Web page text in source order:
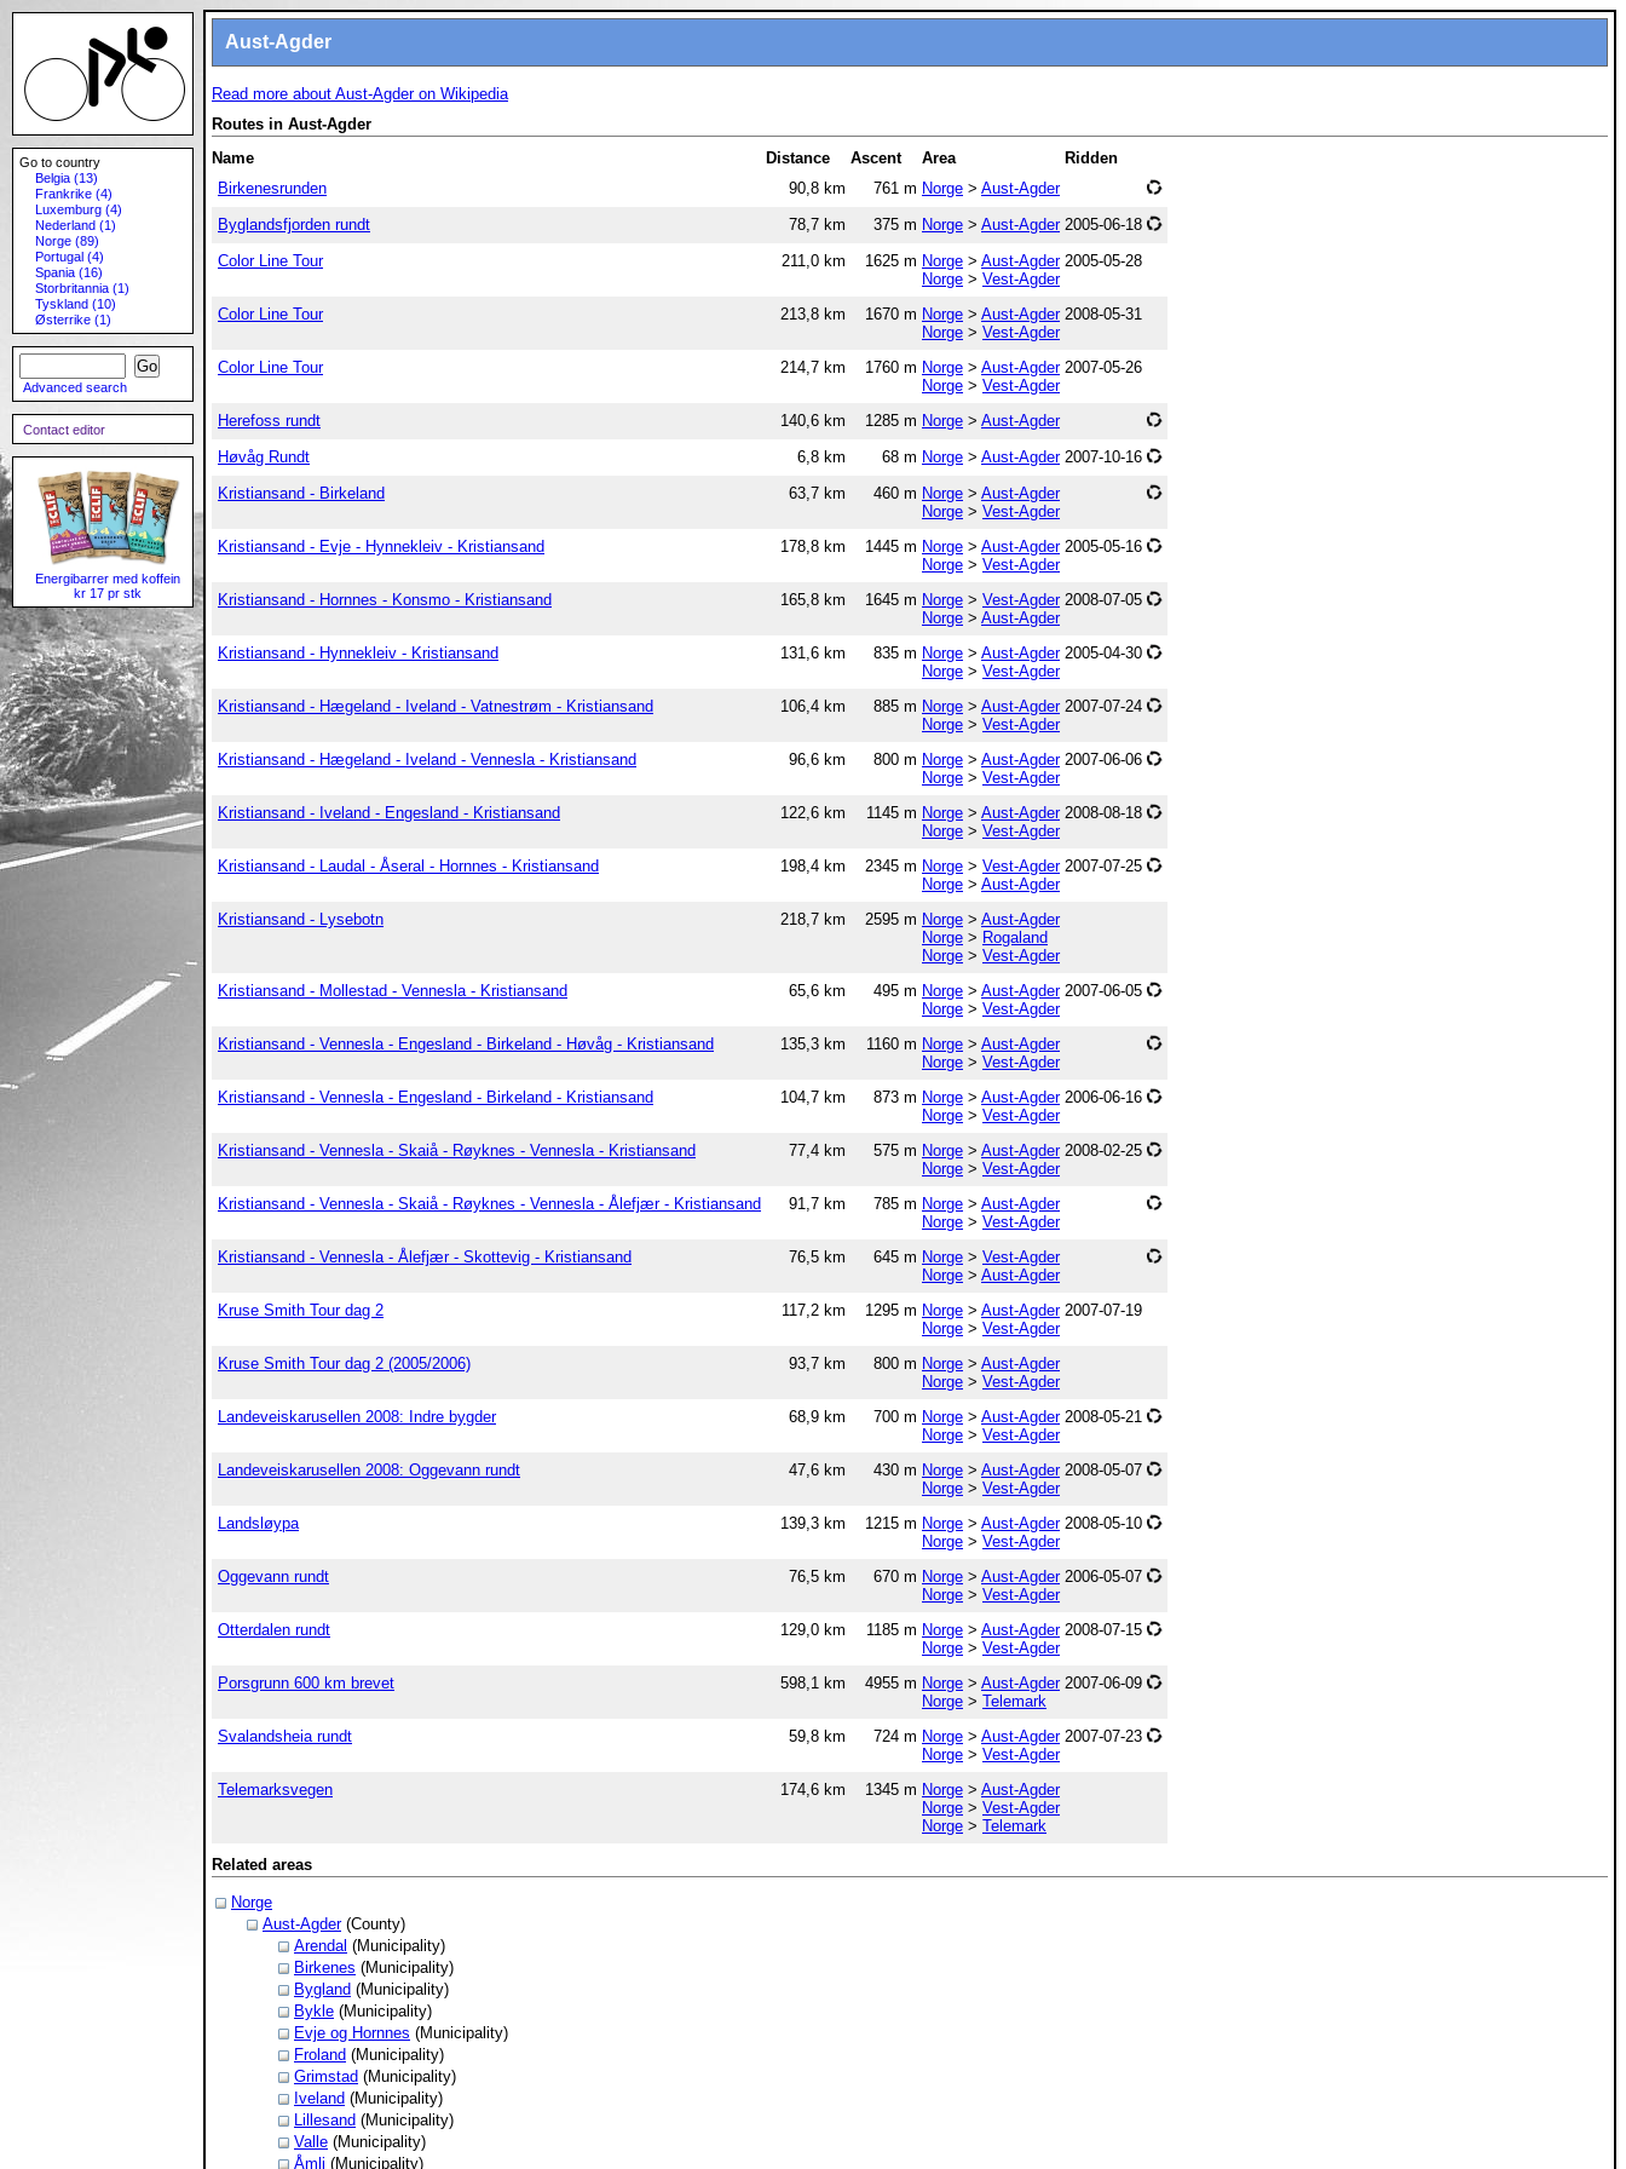
Aust-Agder
Read more about Aust-Agder on Wikipedia
Routes in Aust-Agder
Name
Distance Ascent Area
Ridden
Birkenesrunden
90,8 km 761 m Norge > Aust-Agder
Byglandsfjorden rundt
78,7 km 375 m Norge > Aust-Agder 2005-06-18
Color Line Tour
211,0 km 1625 m Norge > Aust-Agder
Norge > Vest-Agder
2005-05-28
Color Line Tour 213,8 km 1670 m Norge > Aust-Agder
Norge > Vest-Agder
2008-05-31
Color Line Tour 214,7 km 1760 m Norge > Aust-Agder
Norge > Vest-Agder
2007-05-26
Herefoss rundt 140,6 km 1285 m Norge > Aust-Agder
Høvåg Rundt
6,8 km 68 m Norge > Aust-Agder 2007-10-16
Kristiansand - Birkeland
63,7 km 460 m Norge > Aust-Agder
Norge > Vest-Agder
Kristiansand - Evje - Hynnekleiv - Kristiansand
178,8 km 1445 m Norge > Aust-Agder
Norge > Vest-Agder
2005-05-16
Kristiansand - Hornnes - Konsmo - Kristiansand 165,8 km 1645 m Norge > Vest-Agder
Norge > Aust-Agder
2008-07-05
Kristiansand - Hynnekleiv - Kristiansand 131,6 km 835 m Norge > Aust-Agder
Norge > Vest-Agder
2005-04-30
Kristiansand - Hægeland - Iveland - Vatnestrøm - Kristiansand 106,4 km 885 m Norge > Aust-Agder
Norge > Vest-Agder
2007-07-24
Kristiansand - Hægeland - Iveland - Vennesla - Kristiansand 96,6 km 800 m Norge > Aust-Agder
Norge > Vest-Agder
2007-06-06
Kristiansand - Iveland - Engesland - Kristiansand 122,6 km 1145 m Norge > Aust-Agder
Norge > Vest-Agder
2008-08-18
Kristiansand - Laudal - Åseral - Hornnes - Kristiansand 198,4 km 2345 m Norge > Vest-Agder
Norge > Aust-Agder
2007-07-25
Kristiansand - Lysebotn 218,7 km 2595 m Norge > Aust-Agder
Norge > Rogaland
Norge > Vest-Agder
Kristiansand - Mollestad - Vennesla - Kristiansand
65,6 km 495 m Norge > Aust-Agder
Norge > Vest-Agder
2007-06-05
Kristiansand - Vennesla - Engesland - Birkeland - Høvåg - Kristiansand 135,3 km 1160 m Norge > Aust-Agder
Norge > Vest-Agder
Kristiansand - Vennesla - Engesland - Birkeland - Kristiansand
104,7 km 873 m Norge > Aust-Agder
Norge > Vest-Agder
2006-06-16
Kristiansand - Vennesla - Skaiå - Røyknes - Vennesla - Kristiansand 77,4 km 575 m Norge > Aust-Agder
Norge > Vest-Agder
2008-02-25
Kristiansand - Vennesla - Skaiå - Røyknes - Vennesla - Ålefjær - Kristiansand 91,7 km 785 m Norge > Aust-Agder
Norge > Vest-Agder
Kristiansand - Vennesla - Ålefjær - Skottevig - Kristiansand
76,5 km 645 m Norge > Vest-Agder
Norge > Aust-Agder
Kruse Smith Tour dag 2
117,2 km 1295 m Norge > Aust-Agder
Norge > Vest-Agder
2007-07-19
Kruse Smith Tour dag 2 (2005/2006) 93,7 km 800 m Norge > Aust-Agder
Norge > Vest-Agder
Landeveiskarusellen 2008: Indre bygder
68,9 km 700 m Norge > Aust-Agder
Norge > Vest-Agder
2008-05-21
Landeveiskarusellen 2008: Oggevann rundt 47,6 km 430 m Norge > Aust-Agder
Norge > Vest-Agder
2008-05-07
Landsløypa 139,3 km 1215 m Norge > Aust-Agder
Norge > Vest-Agder
2008-05-10
Oggevann rundt 76,5 km 670 m Norge > Aust-Agder
Norge > Vest-Agder
2006-05-07
Otterdalen rundt 129,0 km 1185 m Norge > Aust-Agder
Norge > Vest-Agder
2008-07-15
Porsgrunn 600 km brevet 598,1 km 4955 m Norge > Aust-Agder
Norge > Telemark
2007-06-09
Svalandsheia rundt 59,8 km 724 m Norge > Aust-Agder
Norge > Vest-Agder
2007-07-23
Telemarksvegen 174,6 km 1345 m Norge > Aust-Agder
Norge > Vest-Agder
Norge > Telemark
Related areas
Norge
Aust-Agder(County)
Arendal (Municipality)
Birkenes (Municipality)
Bygland (Municipality)
Bykle (Municipality)
Evje og Hornnes (Municipality)
Froland (Municipality)
Grimstad (Municipality)
Iveland (Municipality)
Lillesand (Municipality)
Valle (Municipality)
Åmli (Municipality)
Go to country
Belgia (13)
Frankrike (4)
Luxemburg (4)
Nederland (1)
Norge (89)
Portugal (4)
Spania (16)
Storbritannia (1)
Tyskland (10)
Østerrike (1)
Advanced search
Contact editor
Energibarrer med koffein
kr 17 pr stk